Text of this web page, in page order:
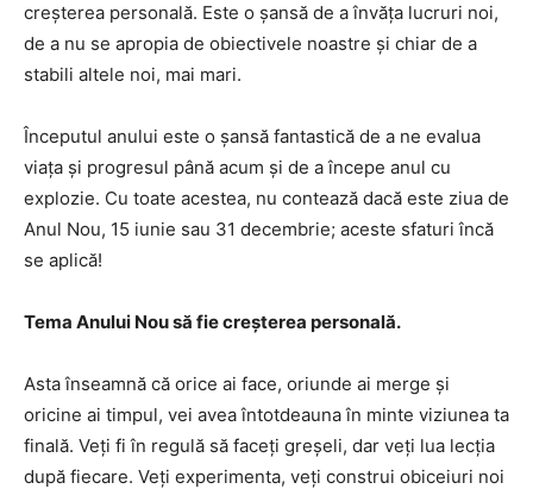
creșterea personală. Este o șansă de a învăța lucruri noi,
de a nu se apropia de obiectivele noastre și chiar de a
stabili altele noi, mai mari.
Începutul anului este o șansă fantastică de a ne evalua
viața și progresul până acum și de a începe anul cu
explozie. Cu toate acestea, nu contează dacă este ziua de
Anul Nou, 15 iunie sau 31 decembrie; aceste sfaturi încă
se aplică!
Tema Anului Nou să fie creșterea personală.
Asta înseamnă că orice ai face, oriunde ai merge și
oricine ai timpul, vei avea întotdeauna în minte viziunea ta
finală. Veți fi în regulă să faceți greșeli, dar veți lua lecția
după fiecare. Veți experimenta, veți construi obiceiuri noi